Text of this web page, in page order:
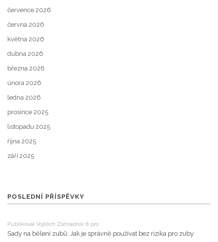
července 2026
června 2026
května 2026
dubna 2026
března 2026
února 2026
ledna 2026
prosince 2025
listopadu 2025
října 2025
září 2025
POSLEDNÍ PŘÍSPĚVKY
Publikoval Vojtěch Zahradník 8 pro
Sady na bělení zubů: Jak je správně používat bez rizika pro zuby